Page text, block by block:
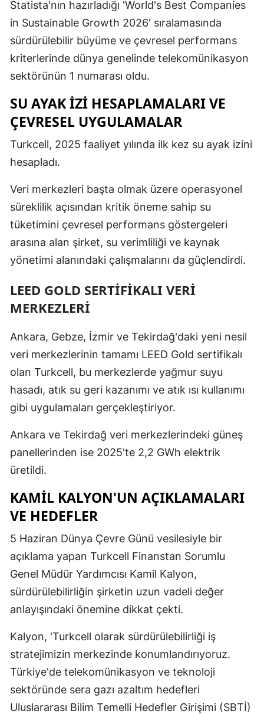
Samsun
Siirt
Sinop
Tokat
Tunceli
Uşak
Van
Aksaray
Bayburt
Batman
Şırnak
Ardahan
Yalova
Statista'nın hazırladığı 'World's Best Companies
in Sustainable Growth 2026' sıralamasında
sürdürülebilir büyüme ve çevresel performans
kriterlerinde dünya genelinde telekomünikasyon
sektörünün 1 numarası oldu.
SU AYAK İZI HESAPLAMALARI VE
ÇEVRESEL UYGULAMALAR
Turkcell, 2025 faaliyet yılında ilk kez su ayak izini
hesapladı.
Veri merkezleri başta olmak üzere operasyonel
süreklilik açısından kritik öneme sahip su
tüketimini çevresel performans göstergeleri
arasına alan şirket, su verimliliği ve kaynak
yönetimi alanındaki çalışmalarını da güçlendirdi.
LEED GOLD SERTIFIKALI VERI
MERKEZLERI
Ankara, Gebze, İzmir ve Tekirdağ'daki yeni nesil
veri merkezlerinin tamamı LEED Gold sertifikalı
olan Turkcell, bu merkezlerde yağmur suyu
hasadı, atık su geri kazanımı ve atık ısı kullanımı
gibi uygulamaları gerçekleştiriyor.
Ankara ve Tekirdağ veri merkezlerindeki güneş
panellerinden ise 2025'te 2,2 GWh elektrik
üretildi.
KAMIL KALYON'UN AÇIKLAMALARI
VE HEDEFLER
5 Haziran Dünya Çevre Günü vesilesiyle bir
açıklama yapan Turkcell Finanstan Sorumlu
Genel Müdür Yardımcısı Kamil Kalyon,
sürdürülebilirliğin şirketin uzun vadeli değer
anlayışındaki önemine dikkat çekti.
Kalyon, 'Turkcell olarak sürdürülebilirliği iş
stratejimizin merkezinde konumlandırıyoruz.
Türkiye'de telekomünikasyon ve teknoloji
sektöründe sera gazı azaltım hedefleri
Uluslararası Bilim Temelli Hedefler Girişimi (SBTİ)